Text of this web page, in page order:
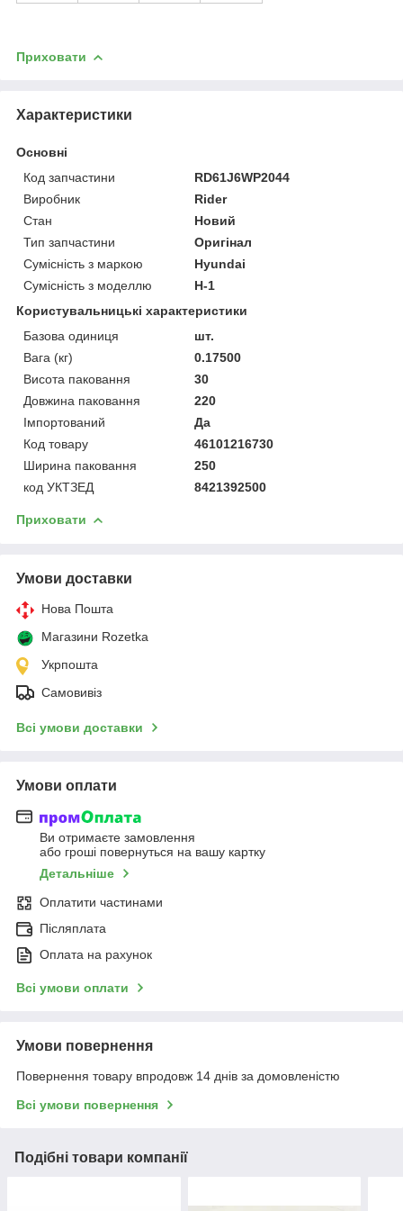
Приховати
Характеристики
Основні
Код запчастини
RD61J6WP2044
Виробник
Rider
Стан
Новий
Тип запчастини
Оригінал
Сумісність з маркою
Hyundai
Сумісність з моделлю
H-1
Користувальницькі характеристики
Базова одиниця
шт.
Вага (кг)
0.17500
Висота паковання
30
Довжина паковання
220
Імпортований
Да
Код товару
46101216730
Ширина паковання
250
код УКТЗЕД
8421392500
Приховати
Умови доставки
Нова Пошта
Магазини Rozetka
Укрпошта
Самовивіз
Всі умови доставки
Умови оплати
Ви отримаєте замовлення
або гроші повернуться на вашу картку
Детальніше
Оплатити частинами
Післяплата
Оплата на рахунок
Всі умови оплати
Умови повернення
Повернення товару впродовж 14 днів за домовленістю
Всі умови повернення
Подібні товари компанії